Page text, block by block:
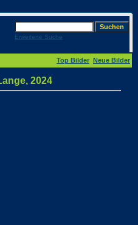
Erweiterte Suche
Top Bilder Neue Bilder
2024